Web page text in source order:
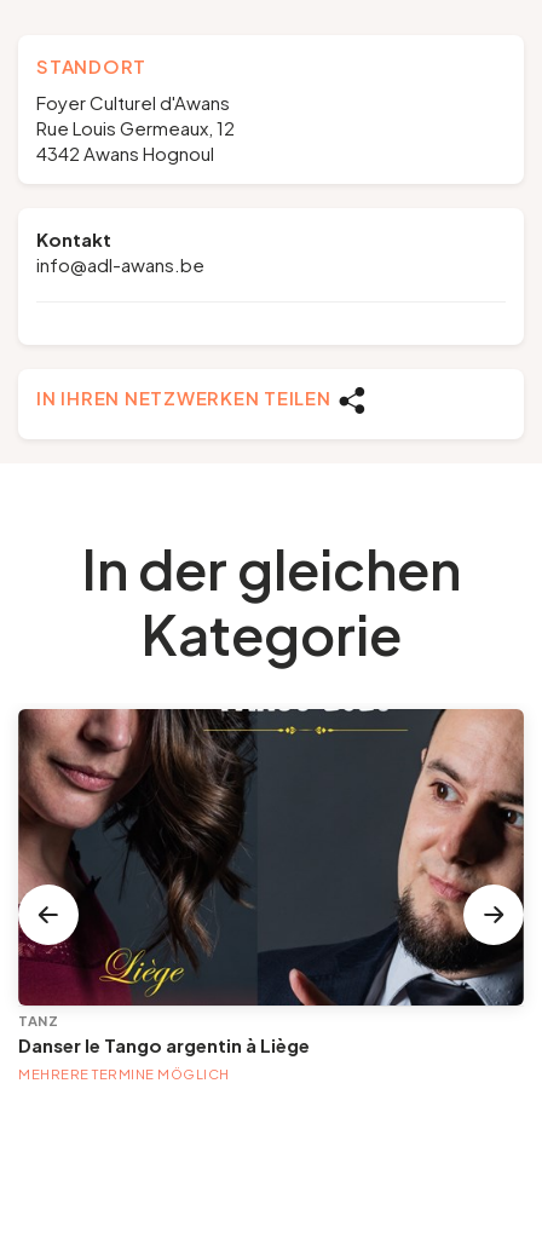
STANDORT
Foyer Culturel d'Awans
Rue Louis Germeaux, 12
4342 Awans Hognoul
Kontakt
info@adl-awans.be
IN IHREN NETZWERKEN TEILEN
In der gleichen
Kategorie
TANZ
Danser le Tango argentin à Liège
MEHRERE TERMINE MÖGLICH